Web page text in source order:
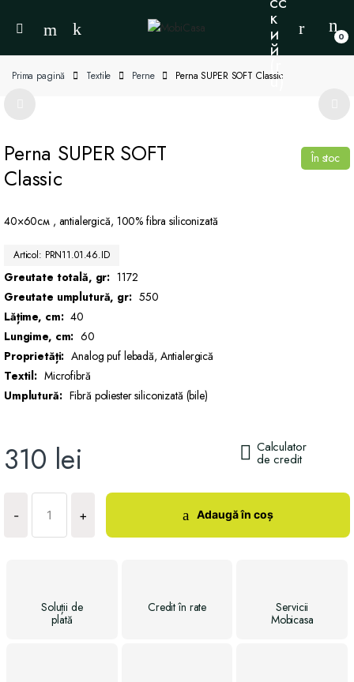
0
Prima pagină Textile Perne Perna SUPER SOFT Classic
Perna SUPER SOFT
Classic
40×60см , antialergică, 100% fibra siliconizată
Articol: PRN11.01.46.ID
Greutate totală, gr: 1172
Greutate umplutură, gr: 550
Lățime, cm: 40
Lungime, cm: 60
Proprietăți: Analog puf lebadă, Antialergică
Textil: Microfibră
Umplutură: Fibră poliester siliconizată (bile)
310 lei Calculator
de credit
În stoc
-
Cantitate
Perna
SOFT
+ Adaugă în coș
Soluții de
plată
Creditîn rate
Servicii
Mobicasa